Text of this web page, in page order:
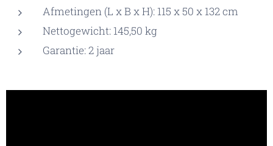
Afmetingen (L x B x H): 115 x 50 x 132 cm
Nettogewicht: 145,50 kg
Garantie: 2 jaar